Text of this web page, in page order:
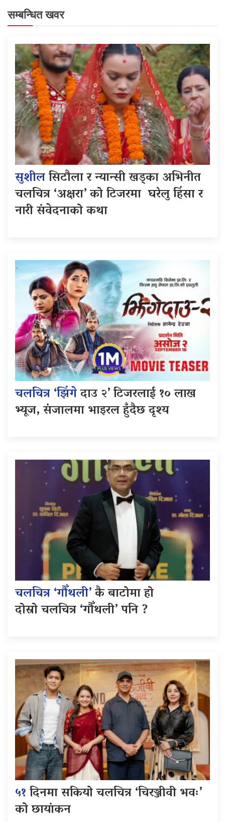
सम्बन्धित खवर
सुशीलसिटौला र न्यान्सी खड्का अभिनीत
चलचित्र ‘अक्षरा’ को टिजरमा घरेलु हिंसा र
नारी संवेदनाको कथा
चलचित्र ‘झिंगेदाउ २’ टिजरलाई १० लाख
भ्यूज, संजालमा भाइरल हुँदैछ दृश्य
चलचित्र ‘गौँथली’कै बाटोमा हो
दोस्रो चलचित्र ‘गौँथली’ पनि ?
५१दिनमा सकियो चलचित्र ‘चिरञ्जीवी भवः’
को छायांकन